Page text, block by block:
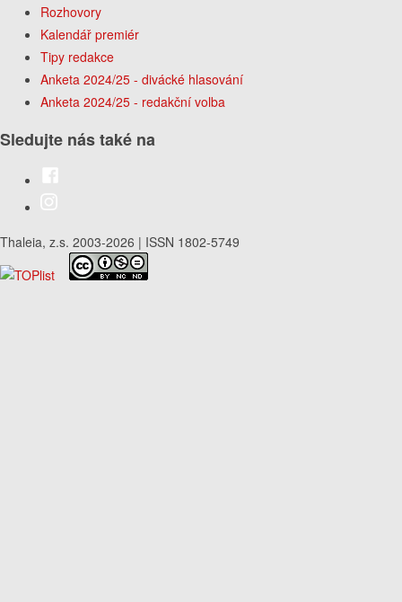
Rozhovory
Kalendář premiér
Tipy redakce
Anketa 2024/25 - divácké hlasování
Anketa 2024/25 - redakční volba
Sledujte nás také na
Thaleia, z.s. 2003-2026 | ISSN 1802-5749